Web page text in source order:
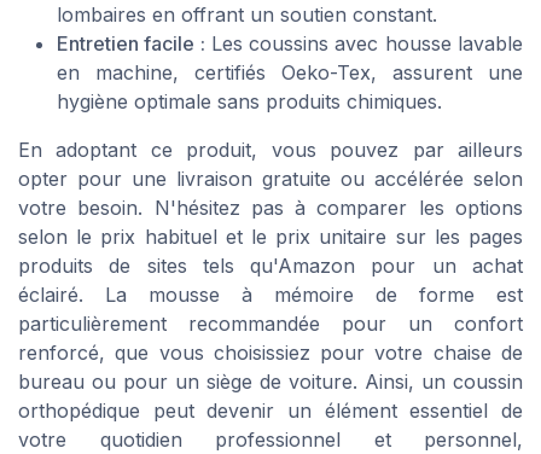
lombaires en offrant un soutien constant.
Entretien facile : Les coussins avec housse lavable
en machine, certifiés Oeko-Tex, assurent une
hygiène optimale sans produits chimiques.
En adoptant ce produit, vous pouvez par ailleurs
opter pour une livraison gratuite ou accélérée selon
votre besoin. N'hésitez pas à comparer les options
selon le prix habituel et le prix unitaire sur les pages
produits de sites tels qu'Amazon pour un achat
éclairé. La mousse à mémoire de forme est
particulièrement recommandée pour un confort
renforcé, que vous choisissiez pour votre chaise de
bureau ou pour un siège de voiture. Ainsi, un coussin
orthopédique peut devenir un élément essentiel de
votre quotidien professionnel et personnel,